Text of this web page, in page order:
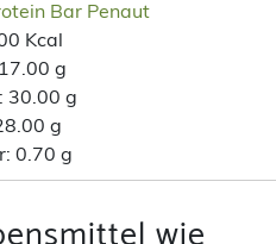
Bar Penaut
Kcal
17.00 g
30.00 g
g
0.70 g